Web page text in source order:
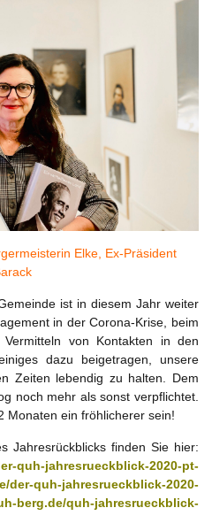
Elke, Ex-Präsident
ist in diesem Jahr weiter
in der Corona-Krise, beim
von Kontakten in den
dazu beigetragen, unsere
Zeiten lebendig zu halten. Dem
noch mehr als sonst verpflichtet.
Monaten ein fröhlicherer sein!
Jahresrückblicks finden Sie hier:
quh-jahresrueckblick-2020-pt-
der-quh-jahresrueckblick-2020-
berg.de/quh-jahresrueckblick-